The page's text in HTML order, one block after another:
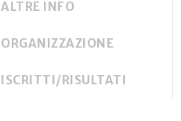
ALTRE INFO
ORGANIZZAZIONE
ISCRITTI/RISULTATI